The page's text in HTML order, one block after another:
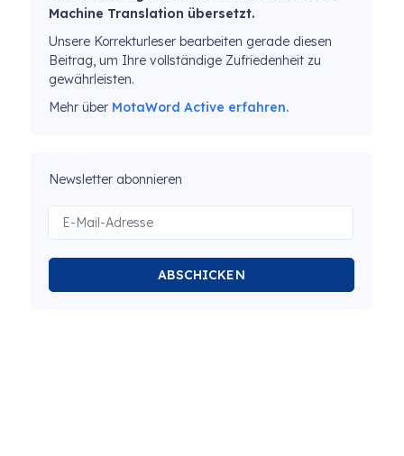
Machine Translation übersetzt.
Unsere Korrekturleser bearbeiten gerade diesen
Beitrag, um Ihre vollständige Zufriedenheit zu
gewährleisten.
Mehr über MotaWord Active erfahren.
Newsletter abonnieren
ABSCHICKEN